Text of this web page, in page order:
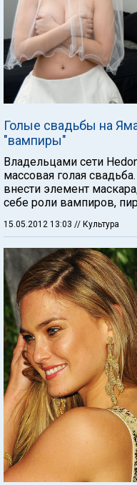
Голые свадьбы на
"вампиры"
Владельцами сети
массовая голая
внести элемент
себе роли вампиров,
15.05.2012 13:03 // Культура